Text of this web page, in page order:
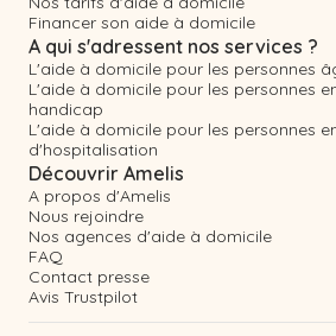
Financer son aide à domicile
A qui s'adressent nos services ?
L'aide à domicile pour les personnes
L'aide à domicile pour les personnes
handicap
L'aide à domicile pour les personnes
d'hospitalisation
Découvrir Amelis
A propos d'Amelis
Nous rejoindre
Nos agences d'aide à domicile
FAQ
Contact presse
Avis Trustpilot